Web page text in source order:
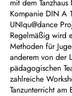
mit dem
Kompanie DIN A
UNIqu@dance
Regelmäßig wird
Methoden für
anderem von der
pädagogischen
zahlreiche
Tanzunterricht am